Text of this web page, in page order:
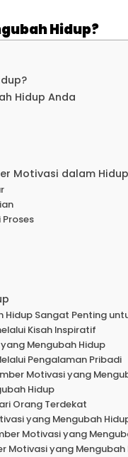
Hidup?
Hidup Anda
Motivasi dalam
Hidup Sangat Penting
Kisah Inspiratif
Mengubah Hidup
Pengalaman Pribadi
Motivasi yang
Hidup
Orang Terdekat
yang Mengubah
Motivasi yang
Motivasi yang Mengubah